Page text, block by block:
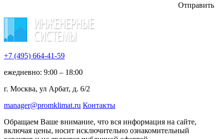
Отправить
+7 (495) 664-41-59
ежедневно: 9:00 – 18:00
г. Москва, ул Арбат, д. 6/2
manager@promklimat.ru Контакты
Обращаем Ваше внимание, что вся информация на сайте,
включая цены, носит исключительно ознакомительный